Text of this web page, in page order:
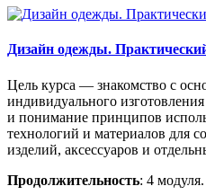
Дизайн одежды.
Цель курса — знакомство с
индивидуального
и понимание принципов
технологий и материалов для
изделий, аксессуаров и
Продолжительность: 4 модуля.